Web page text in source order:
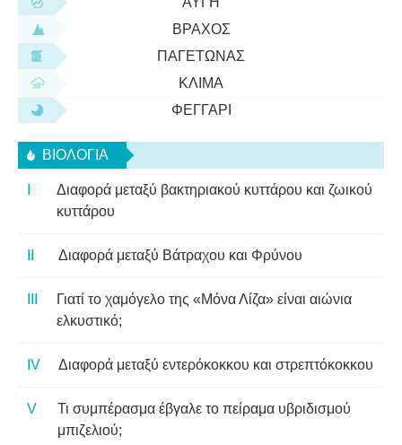
ΒΡΆΧΟΣ
ΠΑΓΕΤΏΝΑΣ
ΚΛΊΜΑ
ΦΕΓΓΆΡΙ
ΒΙΟΛΟΓΊΑ
Διαφορά μεταξύ βακτηριακού κυττάρου και ζωικού
κυττάρου
Διαφορά μεταξύ Βάτραχου και Φρύνου
Γιατί το χαμόγελο της «Μόνα Λίζα» είναι αιώνια
ελκυστικό;
Διαφορά μεταξύ εντερόκοκκου και στρεπτόκοκκου
Τι συμπέρασμα έβγαλε το πείραμα υβριδισμού
μπιζελιού;